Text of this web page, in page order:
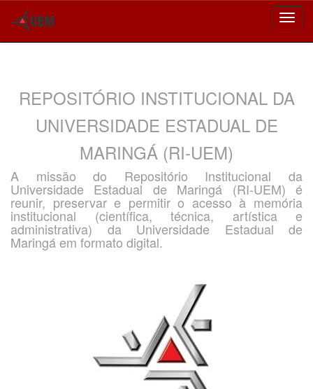
REPOSITÓRIO INSTITUCIONAL DA
UNIVERSIDADE ESTADUAL DE
MARINGÁ (RI-UEM)
A missão do Repositório Institucional da
Universidade Estadual de Maringá (RI-UEM) é
reunir, preservar e permitir o acesso à memória
institucional (científica, técnica, artística e
administrativa) da Universidade Estadual de
Maringá em formato digital.